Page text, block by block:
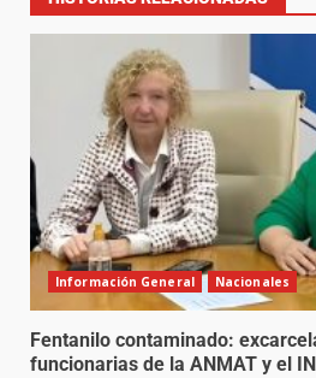
Información General Nacionales
Fentanilo contaminado:
funcionarias de la ANMAT y el